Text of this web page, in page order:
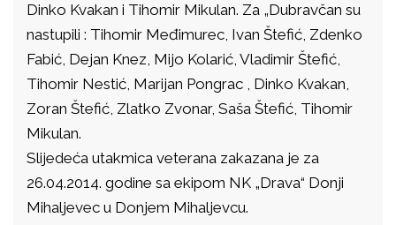
Dinko Kvakan i Tihomir Mikulan. Za „Dubravčan su
nastupili : Tihomir Međimurec, Ivan Štefić, Zdenko
Fabić, Dejan Knez, Mijo Kolarić, Vladimir Štefić,
Tihomir Nestić, Marijan Pongrac , Dinko Kvakan,
Zoran Štefić, Zlatko Zvonar, Saša Štefić, Tihomir
Mikulan.
Slijedeća utakmica veterana zakazana je za
26.04.2014. godine sa ekipom NK „Drava“ Donji
Mihaljevec u Donjem Mihaljevcu.